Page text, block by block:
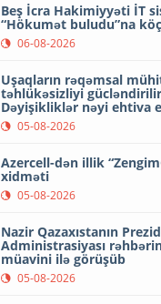
Beş İcra Hakimiyyəti İT
“Hökumət buludu”na
06-08-2026
Uşaqların rəqəmsal
təhlükəsizliyi
Dəyişikliklər nəyi ehtiva
05-08-2026
Azercell-dən illik
xidməti
05-08-2026
Nazir Qazaxıstanın
Administrasiyası
müavini ilə görüşüb
05-08-2026